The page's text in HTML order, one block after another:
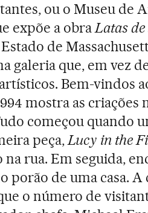
ou o Museu de
expõe a obraLatas
de
galeria que, em vez
Bem-vindos
mostra as criações
começou quando
peça,Lucy in the
rua. Em seguida,
porão de uma casa.
o número de